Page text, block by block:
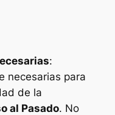
:
necesarias para
de la
al Pasado. No